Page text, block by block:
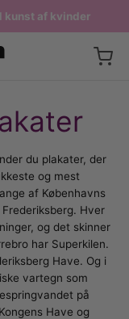
kunst af kvinder
du plakater, der
og mest
af Københavns
Hver
og det skinner
har Superkilen.
Have. Og i
vartegn som
på
Have og